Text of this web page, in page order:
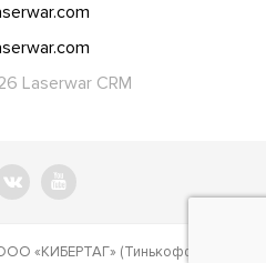
Laserwar CRM
«КИБЕРТАГ» (Тинькофф